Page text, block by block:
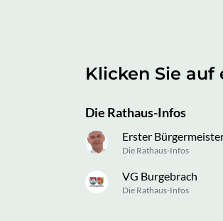
Klicken Sie
Die Rathaus-Infos
Erster
Die Rathaus-Infos
VG Burgebrach
Die Rathaus-Infos